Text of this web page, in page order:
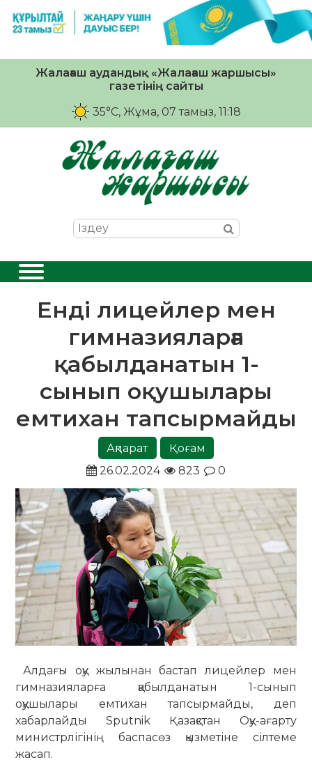
Жалағаш аудандық «Жалағаш жаршысы»
газетінің сайты
35°C, Жұма, 07 тамыз, 11:18
Енді лицейлер мен
гимназияларға
қабылданатын 1-
сынып оқушылары
емтихан тапсырмайды
Ақпарат
Қоғам
26.02.2024
823 0
Алдағы оқу жылынан бастап лицейлер мен
гимназияларға қабылданатын 1-сынып
оқушылары емтихан тапсырмайды, деп
хабарлайды Sputnik Қазақстан Оқу-ағарту
министрлігінің баспасөз қызметіне сілтеме
жасап.